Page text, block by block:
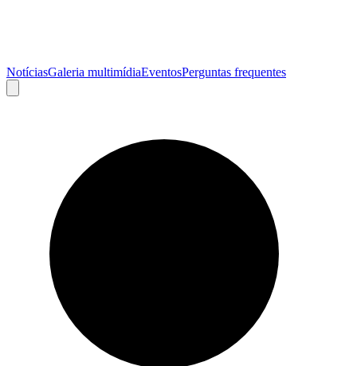
NotíciasGaleria multimídiaEventosPerguntas frequentes